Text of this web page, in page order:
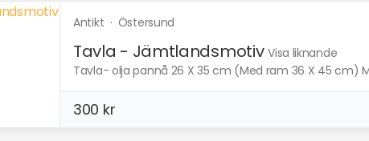
Antikt · Östersund
Tavla - Jämtlandsmotiv Visa liknande
Tavla- olja pannå 26 X 35 cm (Med ram 36 X 45 cm)
300 kr